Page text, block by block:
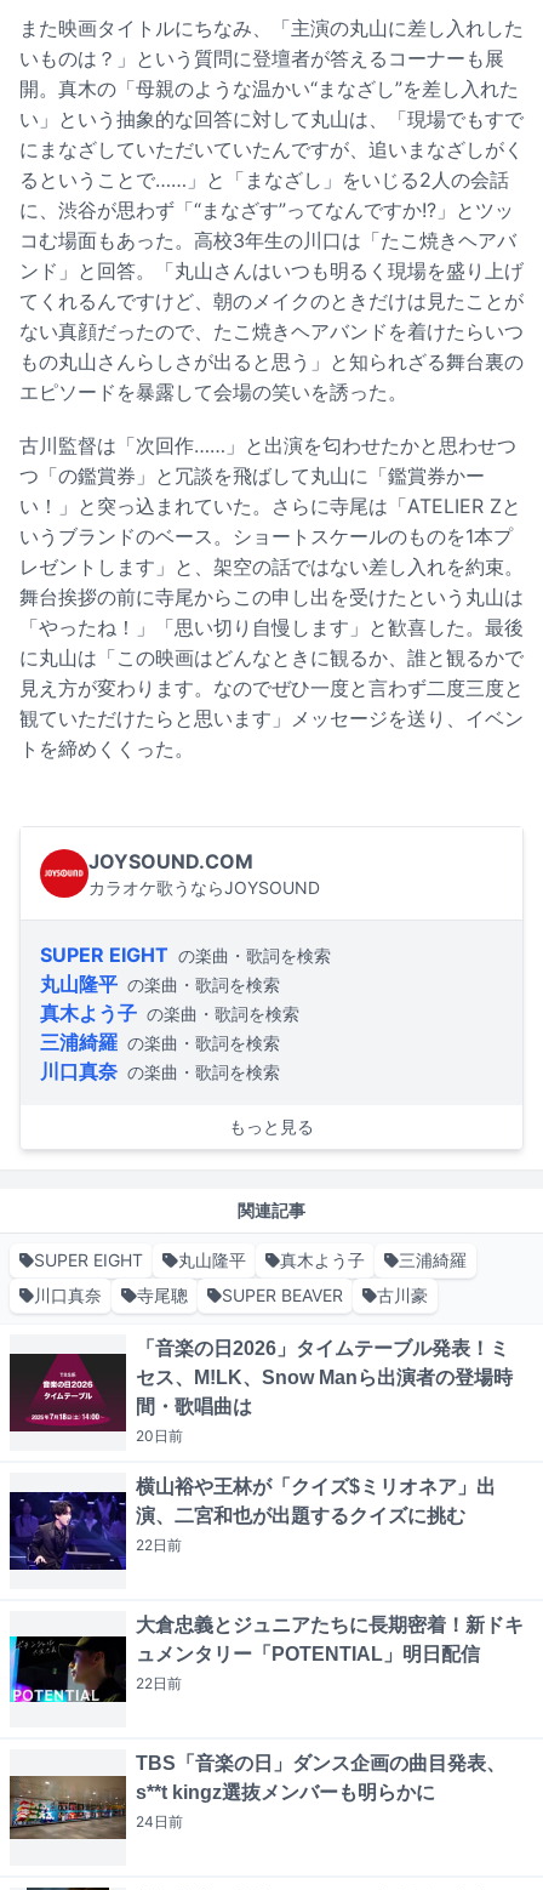
また映画タイトルにちなみ、「主演の丸山に差し入れした
いものは？」という質問に登壇者が答えるコーナーも展
開。真木の「母親のような温かい“まなざし”を差し入れた
い」という抽象的な回答に対して丸山は、「現場でもすで
にまなざしていただいていたんですが、追いまなざしがく
るということで……」と「まなざし」をいじる2人の会話
に、渋谷が思わず「“まなざす”ってなんですか!?」とツッ
コむ場面もあった。高校3年生の川口は「たこ焼きヘアバ
ンド」と回答。「丸山さんはいつも明るく現場を盛り上げ
てくれるんですけど、朝のメイクのときだけは見たことが
ない真顔だったので、たこ焼きヘアバンドを着けたらいつ
もの丸山さんらしさが出ると思う」と知られざる舞台裏の
エピソードを暴露して会場の笑いを誘った。
古川監督は「次回作……」と出演を匂わせたかと思わせつ
つ「の鑑賞券」と冗談を飛ばして丸山に「鑑賞券かー
い！」と突っ込まれていた。さらに寺尾は「ATELIER Zと
いうブランドのベース。ショートスケールのものを1本プ
レゼントします」と、架空の話ではない差し入れを約束。
舞台挨拶の前に寺尾からこの申し出を受けたという丸山は
「やったね！」「思い切り自慢します」と歓喜した。最後
に丸山は「この映画はどんなときに観るか、誰と観るかで
見え方が変わります。なのでぜひ一度と言わず二度三度と
観ていただけたらと思います」メッセージを送り、イベン
トを締めくくった。
JOYSOUND.COM
カラオケ歌うならJOYSOUND
SUPER EIGHT の楽曲・歌詞を検索
丸山隆平 の楽曲・歌詞を検索
真木よう子 の楽曲・歌詞を検索
三浦綺羅 の楽曲・歌詞を検索
川口真奈 の楽曲・歌詞を検索
もっと見る
関連記事
SUPER EIGHT 丸山隆平 真木よう子
三浦綺羅
川口真奈
寺尾聰 SUPER BEAVER 古川豪
「音楽の日2026」タイムテーブル発表！ミ
セス、M!LK、Snow Manら出演者の登場時
間・歌唱曲は
20日前
横山裕や王林が「クイズ$ミリオネア」出
演、二宮和也が出題するクイズに挑む
22日前
大倉忠義とジュニアたちに長期密着！新ドキ
ュメンタリー「POTENTIAL」明日配信
22日前
TBS「音楽の日」ダンス企画の曲目発表、
s**t kingz選抜メンバーも明らかに
24日前